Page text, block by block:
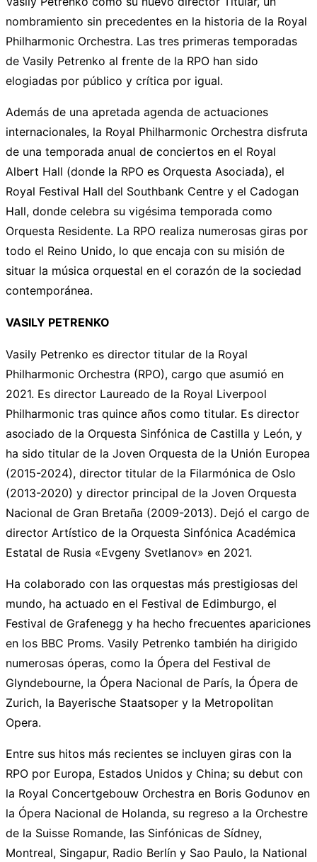
nombramiento sin precedentes en la historia de la Royal
Philharmonic Orchestra. Las tres primeras temporadas
de Vasily Petrenko al frente de la RPO han sido
elogiadas por público y crítica por igual.
Además de una apretada agenda de actuaciones
internacionales, la Royal Philharmonic Orchestra disfruta
de una temporada anual de conciertos en el Royal
Albert Hall (donde la RPO es Orquesta Asociada), el
Royal Festival Hall del Southbank Centre y el Cadogan
Hall, donde celebra su vigésima temporada como
Orquesta Residente. La RPO realiza numerosas giras por
todo el Reino Unido, lo que encaja con su misión de
situar la música orquestal en el corazón de la sociedad
contemporánea.
VASILY PETRENKO
Vasily Petrenko es director titular de la Royal
Philharmonic Orchestra (RPO), cargo que asumió en
2021. Es director Laureado de la Royal Liverpool
Philharmonic tras quince años como titular. Es director
asociado de la Orquesta Sinfónica de Castilla y León, y
ha sido titular de la Joven Orquesta de la Unión Europea
(2015-2024), director titular de la Filarmónica de Oslo
(2013-2020) y director principal de la Joven Orquesta
Nacional de Gran Bretaña (2009-2013). Dejó el cargo de
director Artístico de la Orquesta Sinfónica Académica
Estatal de Rusia «Evgeny Svetlanov» en 2021.
Ha colaborado con las orquestas más prestigiosas del
mundo, ha actuado en el Festival de Edimburgo, el
Festival de Grafenegg y ha hecho frecuentes apariciones
en los BBC Proms. Vasily Petrenko también ha dirigido
numerosas óperas, como la Ópera del Festival de
Glyndebourne, la Ópera Nacional de París, la Ópera de
Zurich, la Bayerische Staatsoper y la Metropolitan
Opera.
Entre sus hitos más recientes se incluyen giras con la
RPO por Europa, Estados Unidos y China; su debut con
la Royal Concertgebouw Orchestra en Boris Godunov en
la Ópera Nacional de Holanda, su regreso a la Orchestre
de la Suisse Romande, las Sinfónicas de Sídney,
Montreal, Singapur, Radio Berlín y Sao Paulo, la National